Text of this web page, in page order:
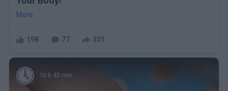
More
198 77 301
10 h 43 min